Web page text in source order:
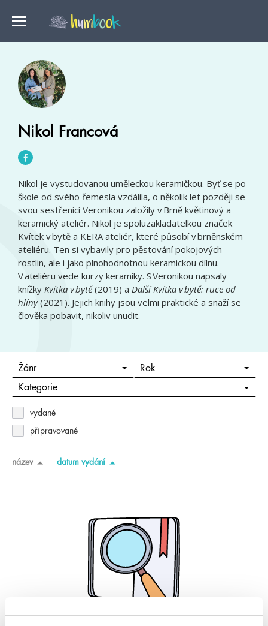
Nikol Francová
Nikol je vystudovanou uměleckou keramičkou. Byť se po
škole od svého řemesla vzdálila, o několik let později se
svou sestřenicí Veronikou založily v Brně květinový a
keramický ateliér. Nikol je spoluzakladatelkou značek
Kvítek v bytě a KERA ateliér, které působí v brněnském
ateliéru. Ten si vybavily pro pěstování pokojových
rostlin, ale i jako plnohodnotnou keramickou dílnu.
V ateliéru vede kurzy keramiky. S Veronikou napsaly
knížky Kvítka v bytě(2019) a Další Kvítka v bytě: ruce od
hlíny(2021). Jejich knihy jsou velmi praktické a snaží se
člověka pobavit, nikoliv unudit.
Žánr Rok
Kategorie
vydané
připravované
název datum vydání